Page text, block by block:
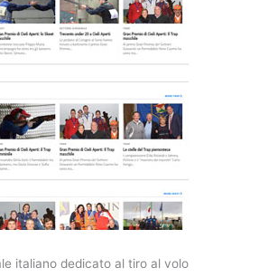
italiano dedicato al tiro al volo